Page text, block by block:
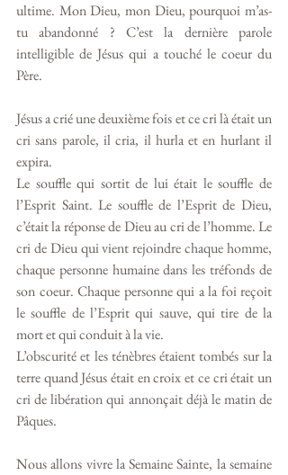
ultime. Mon Dieu, mon Dieu, pourquoi m’as-
tu abandonné ? C’est la dernière parole
intelligible de Jésus qui a touché le coeur du
Père.
Jésus a crié une deuxième fois et ce cri là était un
cri sans parole, il cria, il hurla et en hurlant il
expira.
Le souffle qui sortit de lui était le souffle de
l’Esprit Saint. Le souffle de l’Esprit de Dieu,
c’était la réponse de Dieu au cri de l’homme. Le
cri de Dieu qui vient rejoindre chaque homme,
chaque personne humaine dans les tréfonds de
son coeur. Chaque personne qui a la foi reçoit
le souffle de l’Esprit qui sauve, qui tire de la
mort et qui conduit à la vie.
L’obscurité et les ténèbres étaient tombés sur la
terre quand Jésus était en croix et ce cri était un
cri de libération qui annonçait déjà le matin de
Pâques.
Nous allons vivre la Semaine Sainte, la semaine